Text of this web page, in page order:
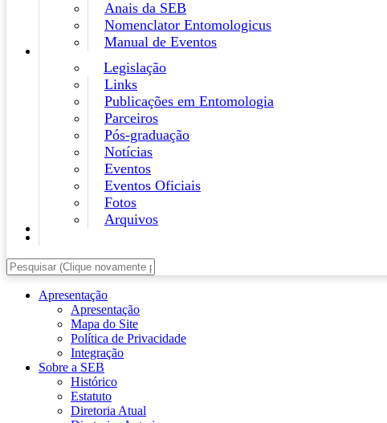
Anais da SEB
Nomenclator Entomologicus
Manual de Eventos
Legislação
Links
Publicações em Entomologia
Parceiros
Pós-graduação
Notícias
Eventos
Eventos Oficiais
Fotos
Arquivos
Apresentação
Apresentação
Mapa do Site
Política de Privacidade
Integração
Sobre a SEB
Histórico
Estatuto
Diretoria Atual